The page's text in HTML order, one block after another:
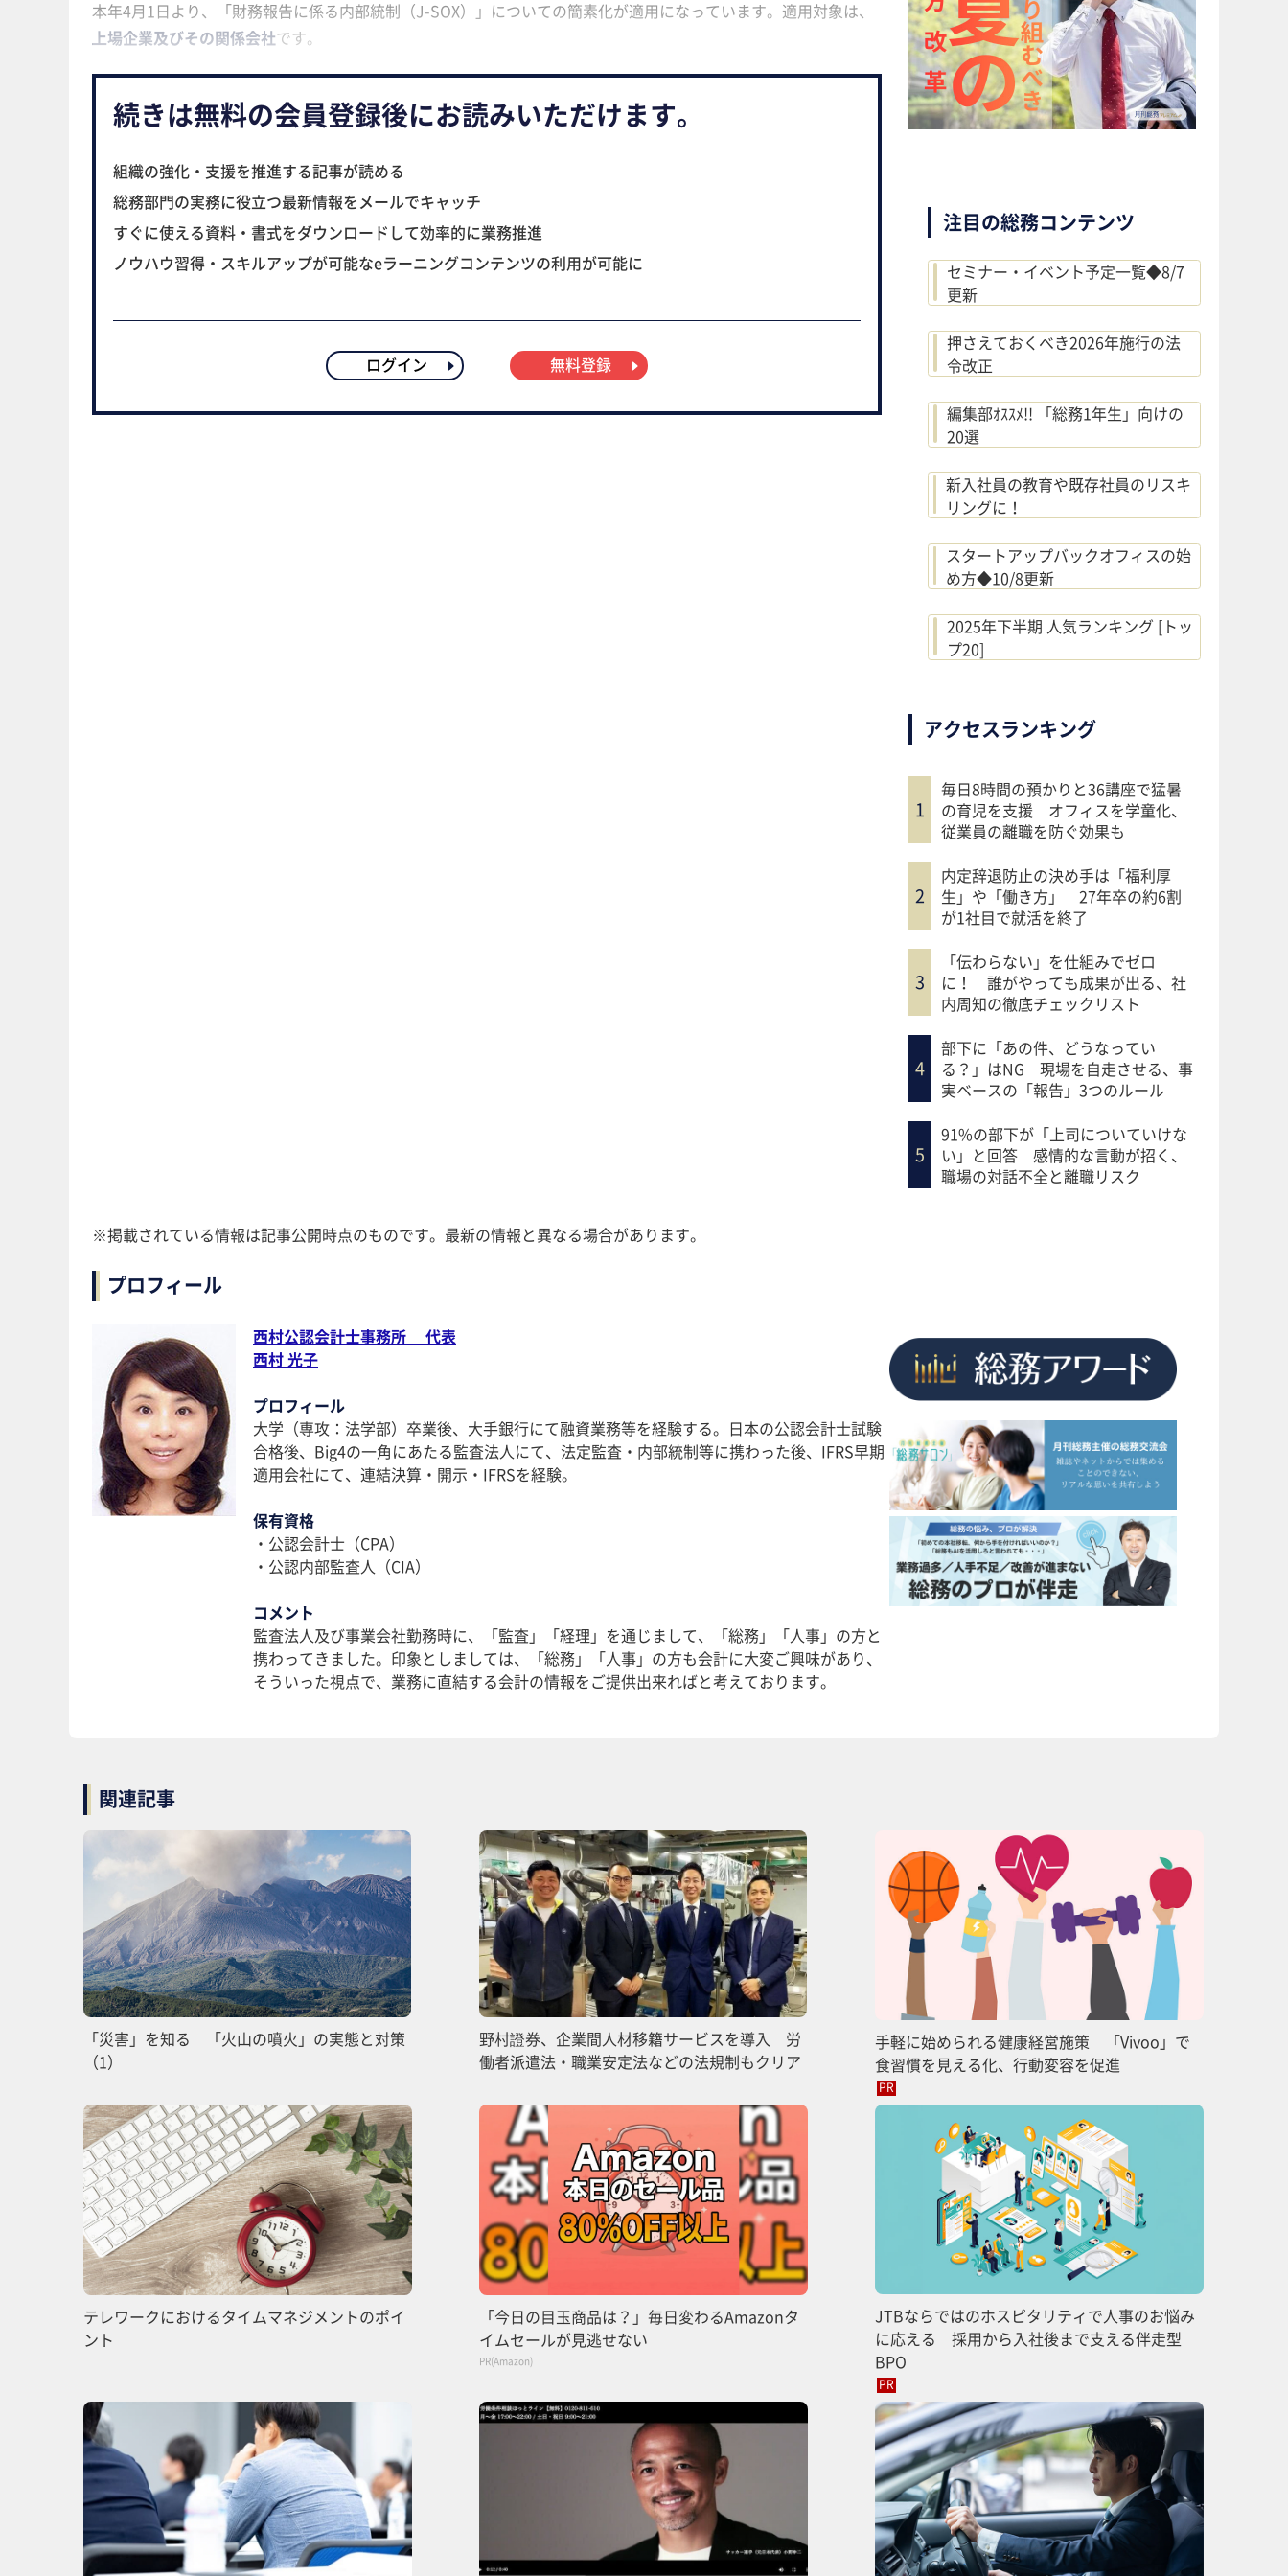
注目の総務コンテンツ
セミナー・イベント予定一覧◆8/7
更新
押さえておくべき2026年施行の法
令改正
編集部ｵｽｽﾒ!! 「総務1年生」向けの
20選
新入社員の教育や既存社員のリスキ
リングに！
スタートアップバックオフィスの始
め方◆10/8更新
2025年下半期 人気ランキング [トッ
プ20]
アクセスランキング
毎日8時間の預かりと36講座で猛暑
の育児を支援 オフィスを学童化、
従業員の離職を防ぐ効果も
内定辞退防止の決め手は「福利厚
生」や「働き方」 27年卒の約6割
が1社目で就活を終了
「伝わらない」を仕組みでゼロ
に！ 誰がやっても成果が出る、社
内周知の徹底チェックリスト
部下に「あの件、どうなってい
る？」はNG 現場を自走させる、事
実ベースの「報告」3つのルール
91%の部下が「上司についていけな
い」と回答 感情的な言動が招く、
職場の対話不全と離職リスク
本年4月1日より、「財務報告に係る内部統制（J-SOX）」についての簡素化が適用になっています。適用対象は、
上場企業及びその関係会社です。
続きは無料の会員登録後にお読みいただけます。
組織の強化・支援を推進する記事が読める
総務部門の実務に役立つ最新情報をメールでキャッチ
すぐに使える資料・書式をダウンロードして効率的に業務推進
ノウハウ習得・スキルアップが可能なeラーニングコンテンツの利用が可能に
ログイン 無料登録
※掲載されている情報は記事公開時点のものです。最新の情報と異なる場合があります。
プロフィール
西村公認会計士事務所 代表
西村 光子
プロフィール
大学（専攻：法学部）卒業後、大手銀行にて融資業務等を経験する。日本の公認会計士試験
合格後、Big4の一角にあたる監査法人にて、法定監査・内部統制等に携わった後、IFRS早期
適用会社にて、連結決算・開示・IFRSを経験。
保有資格
・公認会計士（CPA）
・公認内部監査人（CIA）
コメント
監査法人及び事業会社勤務時に、「監査」「経理」を通じまして、「総務」「人事」の方と
携わってきました。印象としましては、「総務」「人事」の方も会計に大変ご興味があり、
そういった視点で、業務に直結する会計の情報をご提供出来ればと考えております。
関連記事
「災害」を知る 「火山の噴火」の実態と対策
（1）
野村證券、企業間人材移籍サービスを導入 労
働者派遣法・職業安定法などの法規制もクリア
手軽に始められる健康経営施策 「Vivoo」で
食習慣を見える化、行動変容を促進
PR
テレワークにおけるタイムマネジメントのポイ
ント
「今日の目玉商品は？」毎日変わるAmazonタ
イムセールが見逃せない
PR(Amazon)
JTBならではのホスピタリティで人事のお悩み
に応える 採用から入社後まで支える伴走型
BPO
PR